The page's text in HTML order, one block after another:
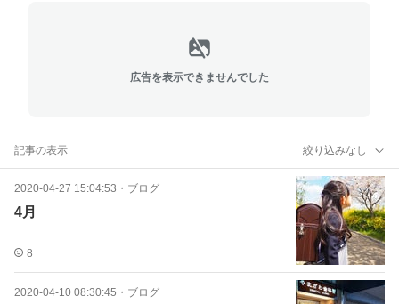
広告を表示できませんでした
記事の表示 絞り込みなし
2020-04-27 15:04:53 ・ ブログ
4月
8
2020-04-10 08:30:45 ・ ブログ